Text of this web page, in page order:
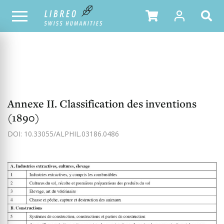
NOTRE CATALOGUE TABLE DES MATIÈRES
Annexe II. Classification des inventions
(1890)
DOI: 10.33055/ALPHIL.03186.0486